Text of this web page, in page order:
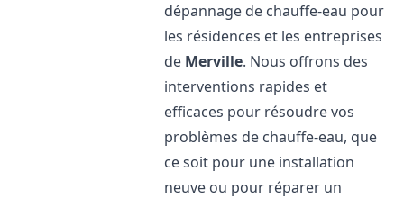
dépannage de chauffe-eau pour
les résidences et les entreprises
de Merville. Nous offrons des
interventions rapides et
efficaces pour résoudre vos
problèmes de chauffe-eau, que
ce soit pour une installation
neuve ou pour réparer un